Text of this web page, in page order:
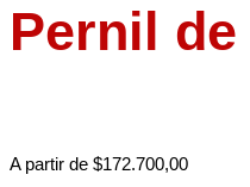
Pernil
A partir de $172.700,00